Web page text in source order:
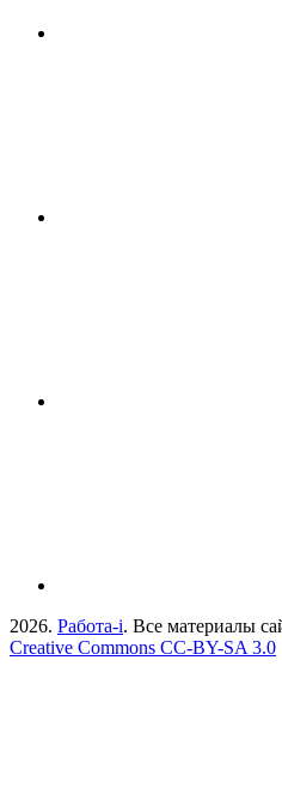
2026. Работа-i. Все материалы
Creative Commons СС-BY-SA 3.0